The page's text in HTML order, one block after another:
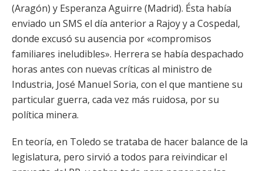
(Aragón) y Esperanza Aguirre (Madrid). Ésta había
enviado un SMS el día anterior a Rajoy y a Cospedal,
donde excusó su ausencia por «compromisos
familiares ineludibles». Herrera se había despachado
horas antes con nuevas críticas al ministro de
Industria, José Manuel Soria, con el que mantiene su
particular guerra, cada vez más ruidosa, por su
política minera.
En teoría, en Toledo se trataba de hacer balance de la
legislatura, pero sirvió a todos para reivindicar el